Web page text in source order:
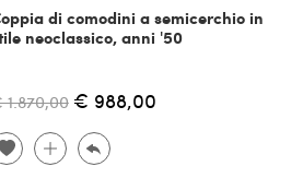
di comodini a semicerchio in
neoclassico, anni '50
1.870,00 € 988,00